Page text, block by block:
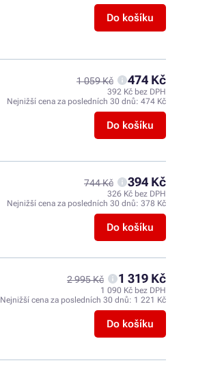
Do košíku
1 059 Kč 474 Kč
392 Kč bez DPH
Nejnižší cena za posledních 30 dnů: 474 Kč
Do košíku
744 Kč 394 Kč
326 Kč bez DPH
Nejnižší cena za posledních 30 dnů: 378 Kč
Do košíku
2 995 Kč 1 319 Kč
1 090 Kč bez DPH
Nejnižší cena za posledních 30 dnů: 1 221 Kč
Do košíku